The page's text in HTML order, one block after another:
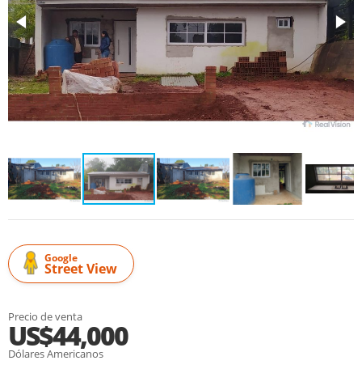
Google
Street View
Precio de venta
US$44,000
Dólares Americanos